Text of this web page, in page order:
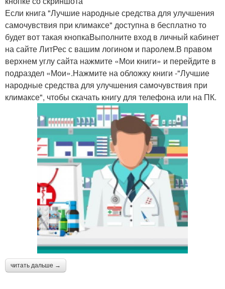
Если книга "Лучшие народные средства для улучшения
самочувствия при климаксе" доступна в бесплатно то
будет вот такая кнопкаВыполните вход в личный кабинет
на сайте ЛитРес с вашим логином и паролем.В правом
верхнем углу сайта нажмите «Мои книги» и перейдите в
подраздел «Мои».Нажмите на обложку книги -"Лучшие
народные средства для улучшения самочувствия при
климаксе", чтобы скачать книгу для телефона или на ПК.
читать дальше →